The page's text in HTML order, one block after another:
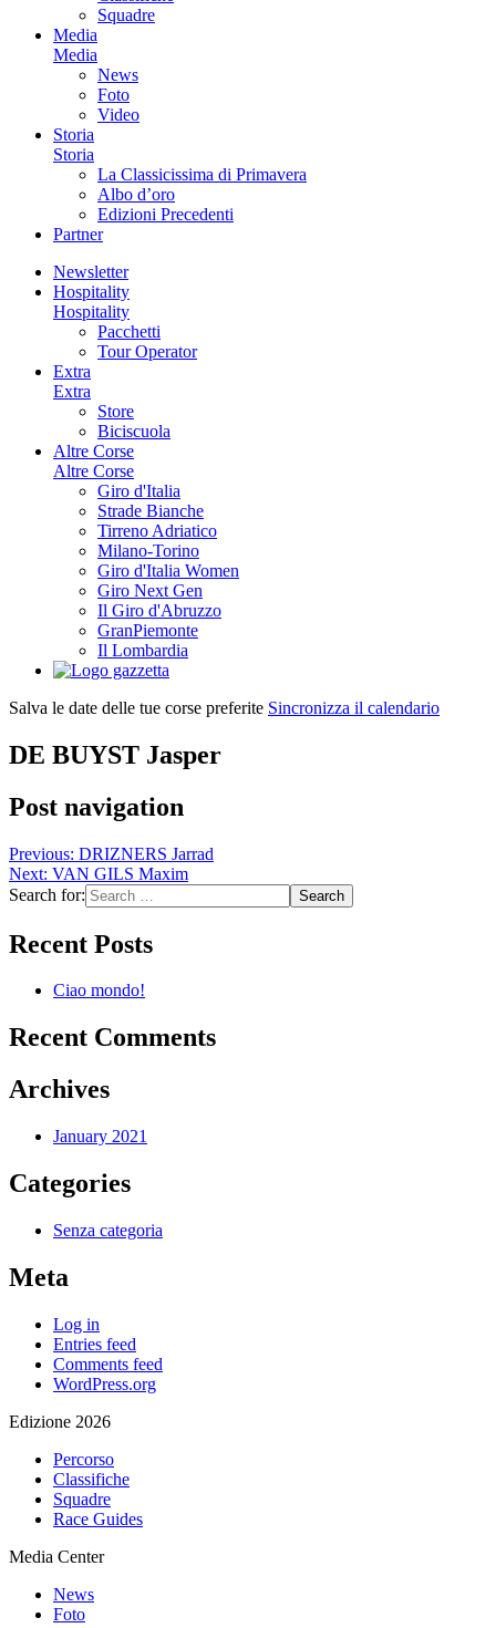
Squadre
Media
Media
News
Foto
Video
Storia
Storia
La Classicissima di Primavera
Albo d’oro
Edizioni Precedenti
Partner
Newsletter
Hospitality
Hospitality
Pacchetti
Tour Operator
Extra
Extra
Store
Biciscuola
Altre Corse
Altre Corse
Giro d'Italia
Strade Bianche
Tirreno Adriatico
Milano-Torino
Giro d'Italia Women
Giro Next Gen
Il Giro d'Abruzzo
GranPiemonte
Il Lombardia
Salva le date delle tue corse preferite Sincronizza il calendario
DE BUYST Jasper
Post navigation
Previous: DRIZNERS Jarrad
Next: VAN GILS Maxim
Search for:
Recent Posts
Ciao mondo!
Recent Comments
Archives
January 2021
Categories
Senza categoria
Meta
Log in
Entries feed
Comments feed
WordPress.org
Edizione 2026
Percorso
Classifiche
Squadre
Race Guides
Media Center
News
Foto